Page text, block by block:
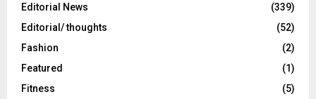
Editorial News
(339)
Editorial/ thoughts
(52)
Fashion
(2)
Featured
(1)
Fitness
(5)